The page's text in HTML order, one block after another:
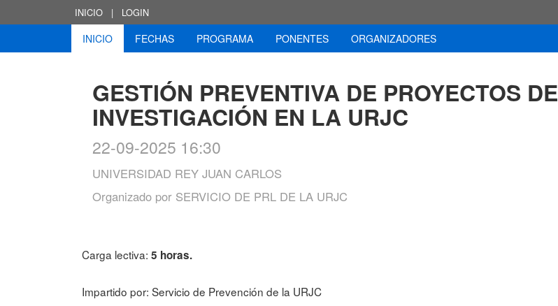
INICIO | LOGIN
INICIO FECHAS PROGRAMA PONENTES ORGANIZADORES
GESTIÓN PREVENTIVA DE PROYECTOS DE
INVESTIGACIÓN EN LA URJC
22-09-2025 16:30
UNIVERSIDAD REY JUAN CARLOS
Organizado por SERVICIO DE PRL DE LA URJC
Carga lectiva: 5 horas.
Impartido por: Servicio de Prevención de la URJC